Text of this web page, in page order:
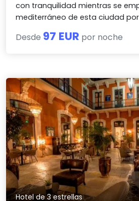
con tranquilidad mientras se
mediterráneo de esta ciudad
Desde 97 EUR por noche
Hotel de 3 estrellas